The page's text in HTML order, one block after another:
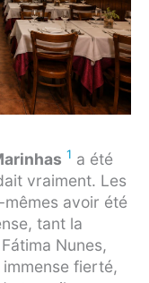
1 a été
vraiment. Les
avoir été
tant la
Nunes,
fierté,